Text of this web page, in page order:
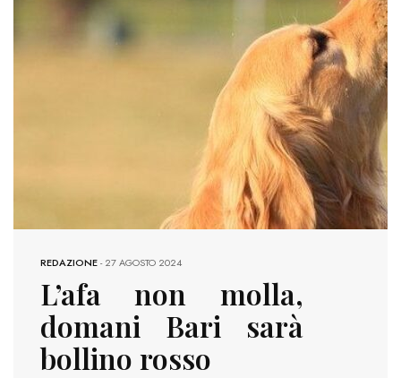
REDAZIONE-27 AGOSTO 2024
L’afa non molla,
domani Bari sarà
bollino rosso